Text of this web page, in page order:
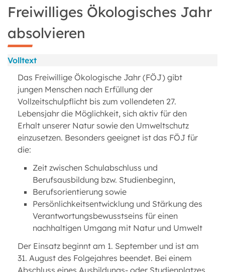
Freiwilliges Ökologisches Jahr
absolvieren
Volltext
Das Freiwillige Ökologische Jahr (FÖJ) gibt
jungen Menschen nach Erfüllung der
Vollzeitschulpflicht bis zum vollendeten 27.
Lebensjahr die Möglichkeit, sich aktiv für den
Erhalt unserer Natur sowie den Umweltschutz
einzusetzen. Besonders geeignet ist das FÖJ für
die:
Zeit zwischen Schulabschluss und
Berufsausbildung bzw. Studienbeginn,
Berufsorientierung sowie
Persönlichkeitsentwicklung und Stärkung des
Verantwortungsbewusstseins für einen
nachhaltigen Umgang mit Natur und Umwelt
Der Einsatz beginnt am 1. September und ist am
31. August des Folgejahres beendet. Bei einem
Abschluss eines Ausbildungs- oder Studienplatzes